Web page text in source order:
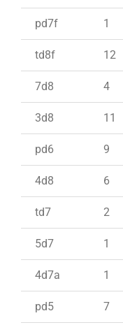
pd7f 1
td8f 12
7d8 4
3d8 11
pd6 9
4d8 6
td7 2
5d7 1
4d7a 1
pd5 7